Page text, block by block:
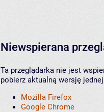
Niewspierana
Ta przeglądarka nie jest
pobierz aktualną wersję
Mozilla Firefox
Google Chrome